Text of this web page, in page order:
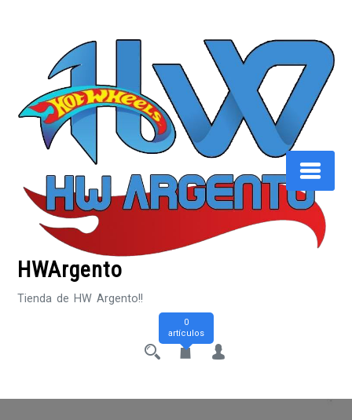
HWArgento
Tienda de HW Argento!!
0
artículos